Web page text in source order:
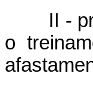
II -
o